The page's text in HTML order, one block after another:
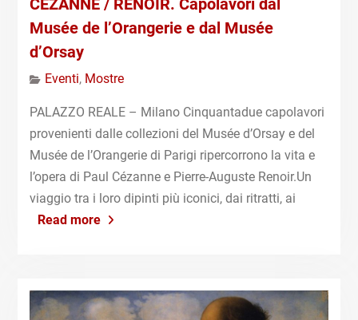
CEZANNE / RENOIR. Capolavori dal
Musée de l’Orangerie e dal Musée
d’Orsay
Eventi, Mostre
PALAZZO REALE – Milano Cinquantadue capolavori
provenienti dalle collezioni del Musée d’Orsay e del
Musée de l’Orangerie di Parigi ripercorrono la vita e
l’opera di Paul Cézanne e Pierre-Auguste Renoir.Un
viaggio tra i loro dipinti più iconici, dai ritratti, ai
Read more